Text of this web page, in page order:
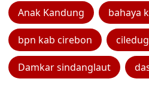
Anak Kandung bahaya
bpn kab cirebon
Damkar sindanglaut